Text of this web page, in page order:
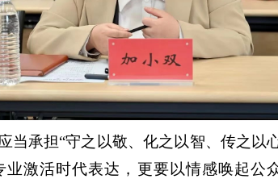
当承担“守之以敬、化之以智、传之
激活时代表达，更要以情感唤起公